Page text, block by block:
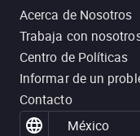
Acerca de Nosotros
Trabaja con
Centro de Políticas
Informar de un
Contacto
México